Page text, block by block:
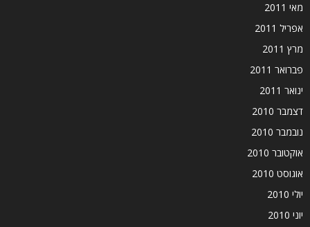
מאי 2011
אפריל 2011
מרץ 2011
פברואר 2011
ינואר 2011
דצמבר 2010
נובמבר 2010
אוקטובר 2010
אוגוסט 2010
יולי 2010
יוני 2010